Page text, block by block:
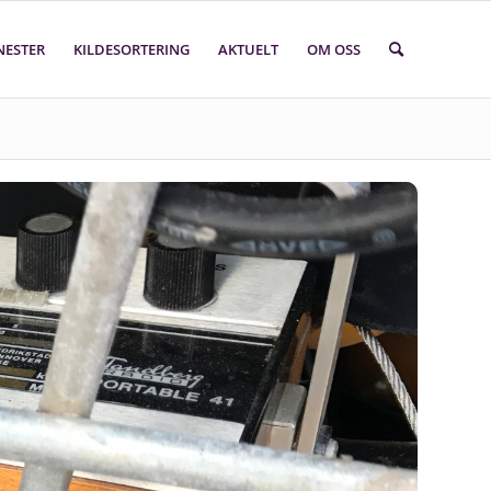
KILDESORTERING AKTUELT OM OSS
Søk i faktasider